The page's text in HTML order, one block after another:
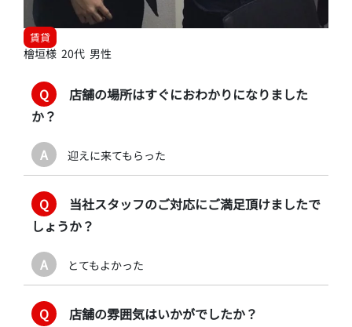
賃貸
檜垣様 20代 男性
Q
店舗の場所はすぐにおわかりになりました
か？
A 迎えに来てもらった
Q
当社スタッフのご対応にご満足頂けましたで
しょうか？
A とてもよかった
Q 店舗の雰囲気はいかがでしたか？